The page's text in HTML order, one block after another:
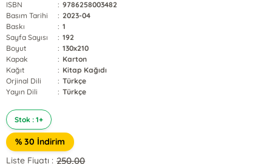
ISBN : 9786258003482
Basım Tarihi
: 2023-04
Baskı
: 1
Sayfa Sayısı
: 192
Boyut
: 130x210
Kapak
: Karton
Kağıt
: Kitap Kağıdı
Orjinal Dili
: Türkçe
Yayın Dili
: Türkçe
Stok : 1+
% 30 İndirim
Liste Fiyatı : 250,00